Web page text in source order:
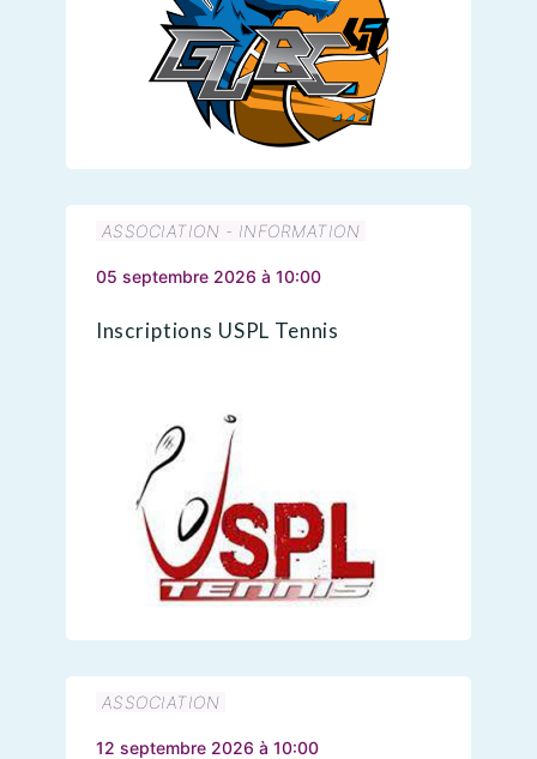
ASSOCIATION - INFORMATION
05 septembre 2026 à 10:00
Inscriptions USPL Tennis
ASSOCIATION
12 septembre 2026 à 10:00